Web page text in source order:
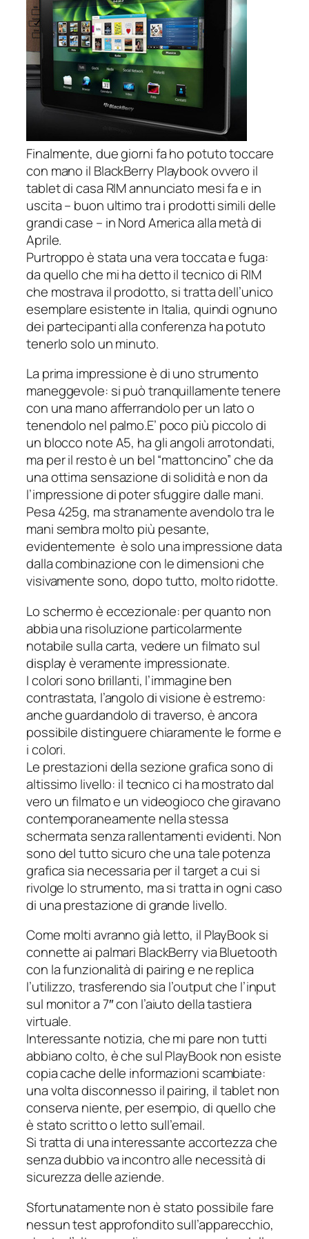
Finalmente, due giorni fa ho potuto toccare
con mano il BlackBerry Playbookovvero il
tablet di casa RIM annunciato mesi fa e in
uscita – buon ultimo tra i prodotti simili delle
grandi case – in Nord America alla metà di
Aprile.
Purtroppo è stata una vera toccata e fuga:
da quello che mi ha detto il tecnico di RIM
che mostrava il prodotto, si tratta dell’unico
esemplare esistente in Italia, quindi ognuno
dei partecipanti alla conferenza ha potuto
tenerlo solo un minuto.
La prima impressione è di uno strumento
maneggevole: si può tranquillamente tenere
con una mano afferrandolo per un lato o
tenendolo nel palmo.E’ poco più piccolo di
un blocco note A5, ha gli angoli arrotondati,
ma per il resto è un bel “mattoncino” che da
una ottima sensazione di solidità e non da
l’impressione di poter sfuggire dalle mani.
Pesa 425g, ma stranamente avendolo tra le
mani sembra molto più pesante,
evidentemente è solo una impressione data
dalla combinazione con le dimensioni che
visivamente sono, dopo tutto, molto ridotte.
Lo schermo è eccezionale: per quanto non
abbia una risoluzione particolarmente
notabile sulla carta, vedere un filmato sul
display è veramente impressionate.
I colori sono brillanti, l’immagine ben
contrastata, l’angolo di visione è estremo:
anche guardandolo di traverso, è ancora
possibile distinguere chiaramente le forme e
i colori.
Le prestazioni della sezione grafica sono di
altissimo livello: il tecnico ci ha mostrato dal
vero un filmato e un videogioco che giravano
contemporaneamente nella stessa
schermata senza rallentamenti evidenti. Non
sono del tutto sicuro che una tale potenza
grafica sia necessaria per il target a cui si
rivolge lo strumento, ma si tratta in ogni caso
di una prestazione di grande livello.
Come molti avranno già letto, il PlayBook si
connette ai palmari BlackBerry via Bluetooth
con la funzionalità di pairinge ne replica
l’utilizzo, trasferendo sia l’output che l’input
sul monitor a 7″ con l’aiuto della tastiera
virtuale.
Interessante notizia, che mi pare non tutti
abbiano colto, è che sul PlayBook non esiste
copia cache delle informazioni scambiate:
una volta disconnesso il pairing, il tablet non
conserva niente, per esempio, di quello che
è stato scritto o letto sull’email.
Si tratta di una interessante accortezza che
senza dubbio va incontro alle necessità di
sicurezza delle aziende.
Sfortunatamente non è stato possibile fare
nessun test approfondito sull’apparecchio,